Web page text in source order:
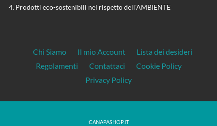
Prodotti eco-sostenibili nel rispetto dell'AMBIENTE
Chi Siamo Il mio Account
Lista dei desideri
Regolamenti
Contattaci
Cookie Policy
Privacy Policy
CANAPASHOP.IT